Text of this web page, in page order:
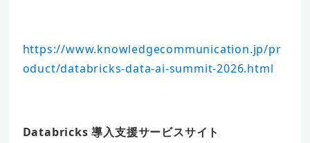
https://www.knowledgecommunication.jp/pr
oduct/databricks-data-ai-summit-2026.html
Databricks 導入支援サービスサイト